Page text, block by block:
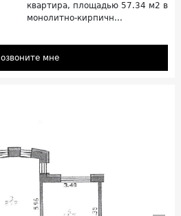
квартира, площадью 57.34 м2 в
монолитно-кирпичн...
мне